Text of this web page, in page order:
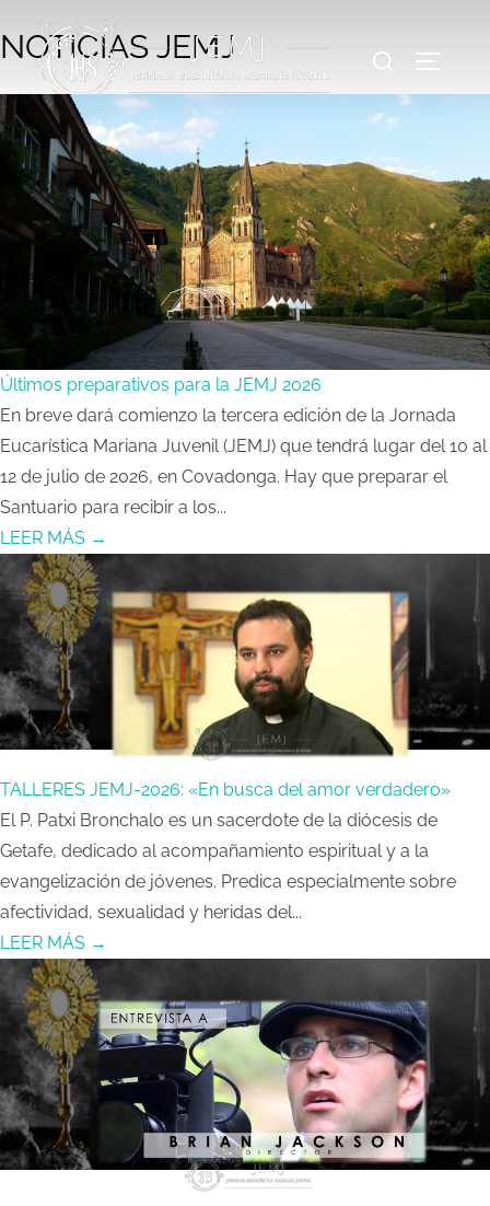
NOTICIAS JEMJ
Últimos preparativos para la JEMJ 2026
En breve dará comienzo la tercera edición de la Jornada
Eucarística Mariana Juvenil (JEMJ) que tendrá lugar del 10 al
12 de julio de 2026, en Covadonga. Hay que preparar el
Santuario para recibir a los...
LEER MÁS →
TALLERES JEMJ-2026: «En busca del amor verdadero»
El P. Patxi Bronchalo es un sacerdote de la diócesis de
Getafe, dedicado al acompañamiento espiritual y a la
evangelización de jóvenes. Predica especialmente sobre
afectividad, sexualidad y heridas del...
LEER MÁS →